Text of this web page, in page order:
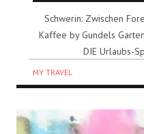
Schwerin: Zwischen
Kaffee by Gundels
DIE Urlaubs-
MY TRAVEL